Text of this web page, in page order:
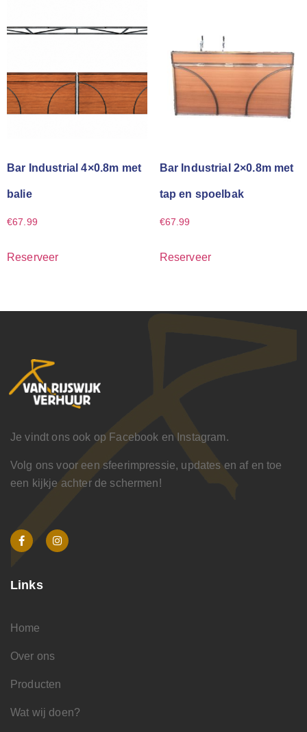
Bar Industrial 4×0.8m met
balie
€67.99
Reserveer
Bar Industrial 2×0.8m met
tap en spoelbak
€67.99
Reserveer
Je vindt ons ook op Facebook en Instagram.
Volg ons voor een sfeerimpressie, updates en af en toe
een kijkje achter de schermen!
Links
Home
Over ons
Producten
Wat wij doen?